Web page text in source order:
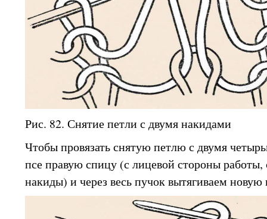
Рис. 82. Снятие петли с двумя накидами
Чтобы провязать снятую петлю с двумя
псе правую спицу (с лицевой стороны работы,
накиды) и через весь пучок вытягиваем